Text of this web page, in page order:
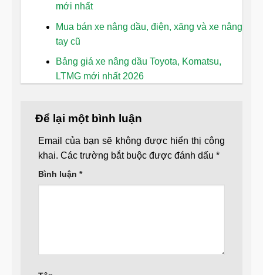
mới nhất
Mua bán xe nâng dầu, điện, xăng và xe nâng
tay cũ
Bảng giá xe nâng dầu Toyota, Komatsu,
LTMG mới nhất 2026
Để lại một bình luận
Email của bạn sẽ không được hiển thị công
khai. Các trường bắt buộc được đánh dấu *
Bình luận *